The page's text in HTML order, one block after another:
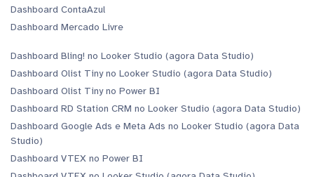
Dashboard ContaAzul
Dashboard Mercado Livre
Dashboard Bling! no Looker Studio (agora Data Studio)
Dashboard Olist Tiny no Looker Studio (agora Data Studio)
Dashboard Olist Tiny no Power BI
Dashboard RD Station CRM no Looker Studio (agora Data Studio)
Dashboard Google Ads e Meta Ads no Looker Studio (agora Data
Studio)
Dashboard VTEX no Power BI